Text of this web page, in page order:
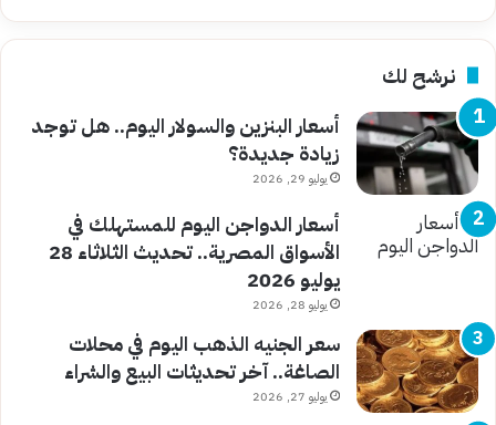
نرشح لك
أسعار البنزين والسولار اليوم.. هل توجد
زيادة جديدة؟
يوليو 29, 2026
أسعار الدواجن اليوم للمستهلك في
الأسواق المصرية.. تحديث الثلاثاء 28
يوليو 2026
يوليو 28, 2026
سعر الجنيه الذهب اليوم في محلات
الصاغة.. آخر تحديثات البيع والشراء
يوليو 27, 2026